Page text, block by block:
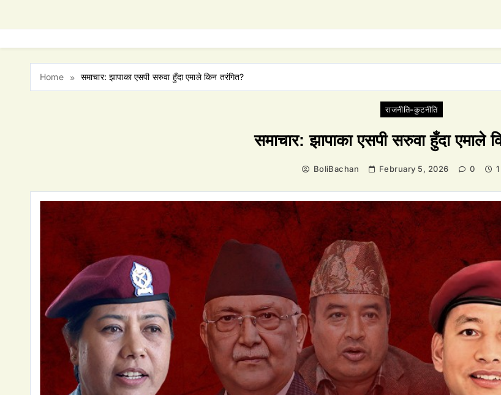
Home समाचार: झापाका एसपी सरुवा हुँदा एमाले किन तरंगित?
राजनीति-कुटनीति
समाचार: झापाका एसपी सरुवा हुँदा एमाले
BoliBachan February 5, 2026 0